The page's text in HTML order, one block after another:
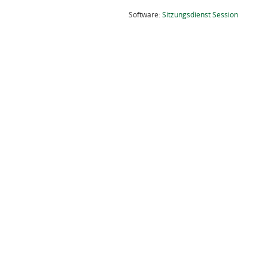
Software:SitzungsdienstSession(Wird in